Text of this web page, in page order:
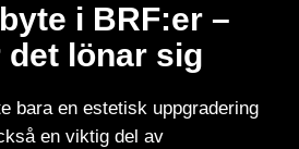
i BRF:er –
lönar sig
bara en estetisk uppgradering
en viktig del av